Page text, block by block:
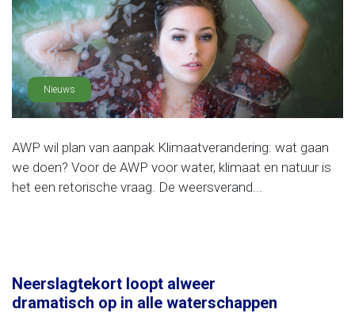
Nieuws
AWP wil plan van aanpak Klimaatverandering: wat gaan
we doen? Voor de AWP voor water, klimaat en natuur is
het een retorische vraag. De weersverand...
Neerslagtekort loopt alweer
dramatisch op in alle waterschappen